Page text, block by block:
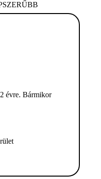
évre. Bármikor